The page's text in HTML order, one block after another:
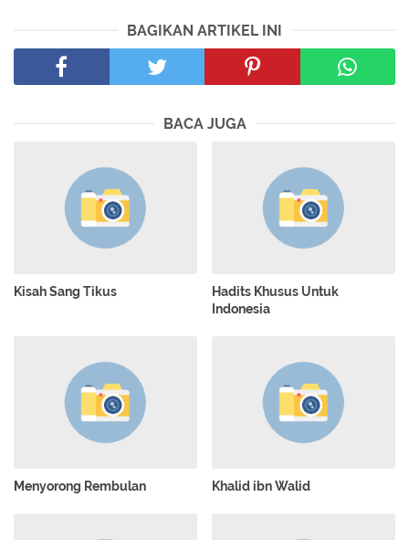
BAGIKAN ARTIKEL INI
BACA JUGA
Kisah Sang Tikus
Hadits Khusus Untuk
Indonesia
Menyorong Rembulan Khalid ibn Walid